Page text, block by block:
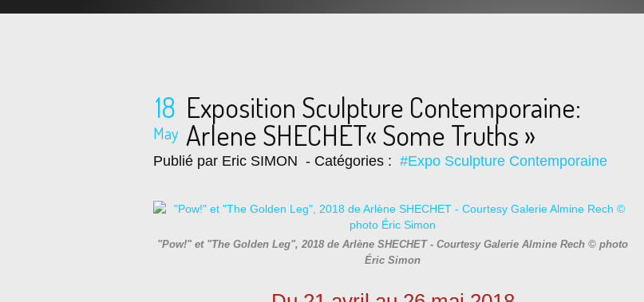
18
May
Exposition Sculpture Contemporaine:
Arlene SHECHET« Some Truths »
Publié par Eric SIMON - Catégories : #Expo Sculpture Contemporaine
"Pow!" et "The Golden Leg", 2018 de Arlène SHECHET - Courtesy Galerie Almine Rech © photo
Éric Simon